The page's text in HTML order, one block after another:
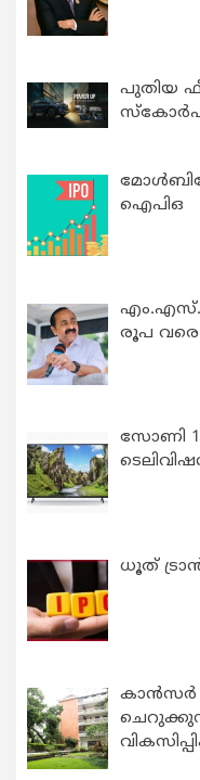
പുതിയ
ഐപിഒ
രൂപ വരെ
സോണി
ധൂത്
കാന്‍സര്‍